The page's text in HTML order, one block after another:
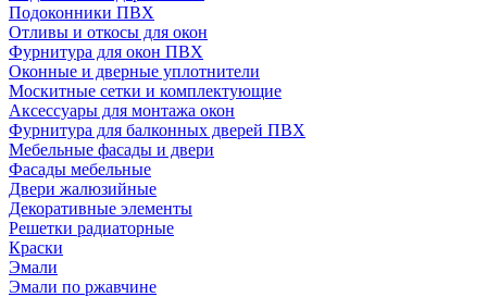
Подоконники ПВХ
Отливы и откосы для окон
Фурнитура для окон ПВХ
Оконные и дверные уплотнители
Москитные сетки и комплектующие
Аксессуары для монтажа окон
Фурнитура для балконных дверей ПВХ
Мебельные фасады и двери
Фасады мебельные
Двери жалюзийные
Декоративные элементы
Решетки радиаторные
Краски
Эмали
Эмали по ржавчине